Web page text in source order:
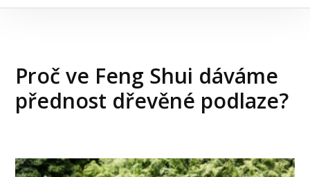
Proč ve Feng Shui dáváme
přednost dřevěné podlaze?